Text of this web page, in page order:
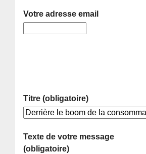
Votre adresse email
Titre (obligatoire)
Texte de votre message
(obligatoire)